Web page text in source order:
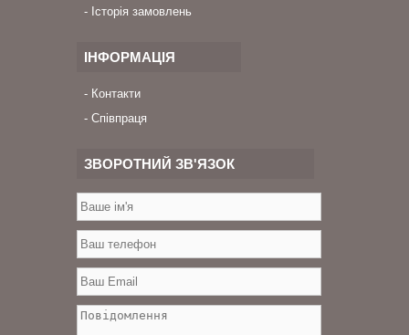
Історія замовлень
ІНФОРМАЦІЯ
Контакти
Співпраця
ЗВОРОТНИЙ ЗВ'ЯЗОК